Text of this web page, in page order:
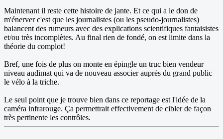
Maintenant il reste cette histoire de jante. Et ce qui a le don de
m'énerver c'est que les journalistes (ou les pseudo-journalistes)
balancent des rumeurs avec des explications scientifiques fantaisistes
et/ou très incomplètes. Au final rien de fondé, on est limite dans la
théorie du complot!
Bref, une fois de plus on monte en épingle un truc bien vendeur
niveau audimat qui va de nouveau associer auprès du grand public
le vélo à la triche.
Le seul point que je trouve bien dans ce reportage est l'idée de la
caméra infrarouge. Ça permettrait effectivement de cibler de façon
très pertinente les contrôles.